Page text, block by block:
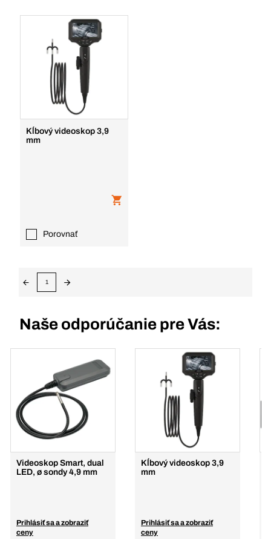
Kĺbový videoskop 3,9
mm
Porovnať
1
Naše odporúčanie pre Vás:
Videoskop Smart, dual
LED, ø sondy 4,9 mm
Prihlásiť sa a zobraziť
ceny
Kĺbový videoskop 3,9
mm
Prihlásiť sa a zobraziť
ceny